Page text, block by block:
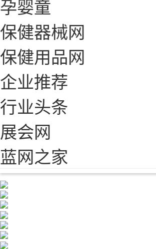
孕婴童
保健器械网
保健用品网
企业推荐
行业头条
展会网
蓝网之家